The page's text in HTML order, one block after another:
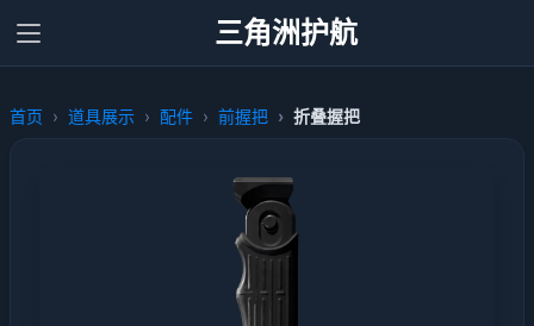
三角洲护航
首页 道具展示 配件 前握把 折叠握把